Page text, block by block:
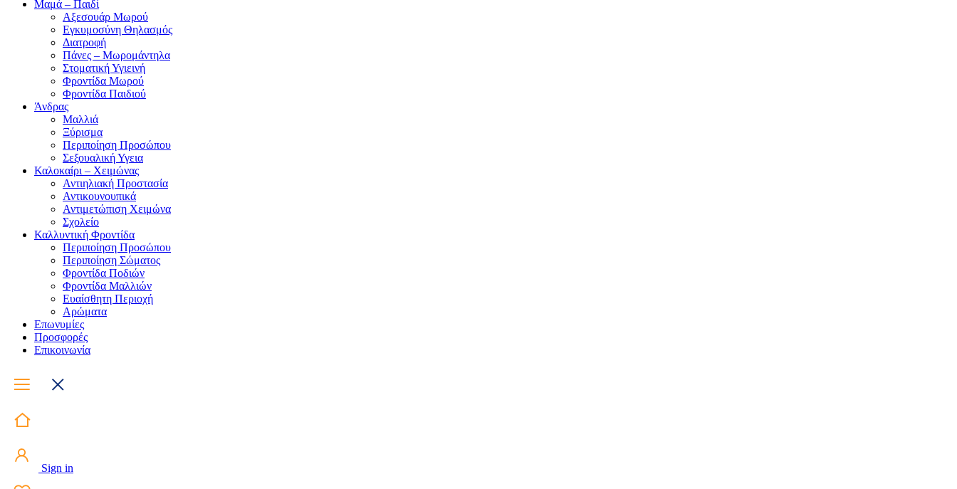
Μαμά – Παιδί
Αξεσουάρ Μωρού
Εγκυμοσύνη Θηλασμός
Διατροφή
Πάνες – Μωρομάντηλα
Στοματική Υγιεινή
Φροντίδα Μωρού
Φροντίδα Παιδιού
Άνδρας
Μαλλιά
Ξύρισμα
Περιποίηση Προσώπου
Σεξουαλική Υγεια
Καλοκαίρι – Χειμώνας
Αντιηλιακή Προστασία
Αντικουνουπικά
Αντιμετώπιση Χειμώνα
Σχολείο
Καλλυντική Φροντίδα
Περιποίηση Προσώπου
Περιποίηση Σώματος
Φροντίδα Ποδιών
Φροντίδα Μαλλιών
Ευαίσθητη Περιοχή
Αρώματα
Επωνυμίες
Προσφορές
Επικοινωνία
Sign in